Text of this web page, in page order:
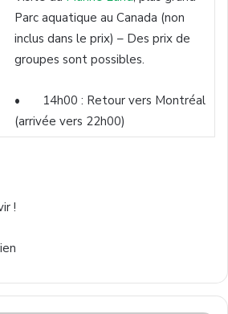
Parc aquatique au Canada (non
inclus dans le prix) – Des prix de
groupes sont possibles.
• 14h00 : Retour vers Montréal
(arrivée vers 22h00)
!